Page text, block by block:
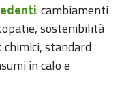
: cambiamenti
sostenibilità
standard
in calo e